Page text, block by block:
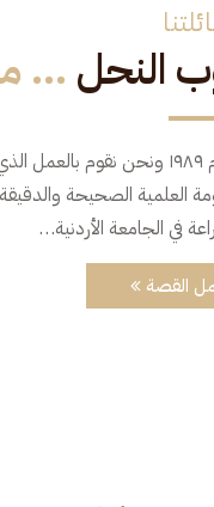
النحل ...
منذ عام ١٩٨٩ ونحن نقوم
العلمية الصحيحة
في الجامعة الأردنية…
القصة